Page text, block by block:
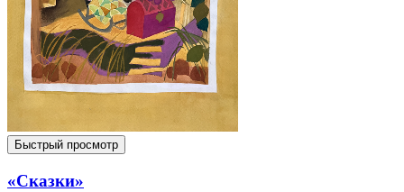
Быстрый просмотр
«Сказки»